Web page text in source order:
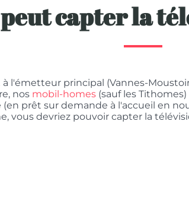
capter la
l'émetteur principal (Vannes-
nos mobil-homes (sauf les
prêt sur demande à l'accueil en
vous devriez pouvoir capter la